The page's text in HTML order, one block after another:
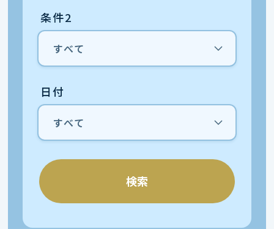
条件2
日付
検索